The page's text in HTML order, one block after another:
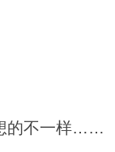
的不一样……